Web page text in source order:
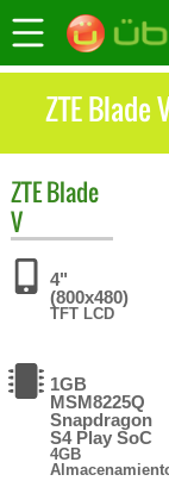
ZTE Blade
ZTEBlade
V
4"
(800x480)
TFT LCD
1GB
MSM8225Q
Snapdragon
S4 Play SoC
4GB